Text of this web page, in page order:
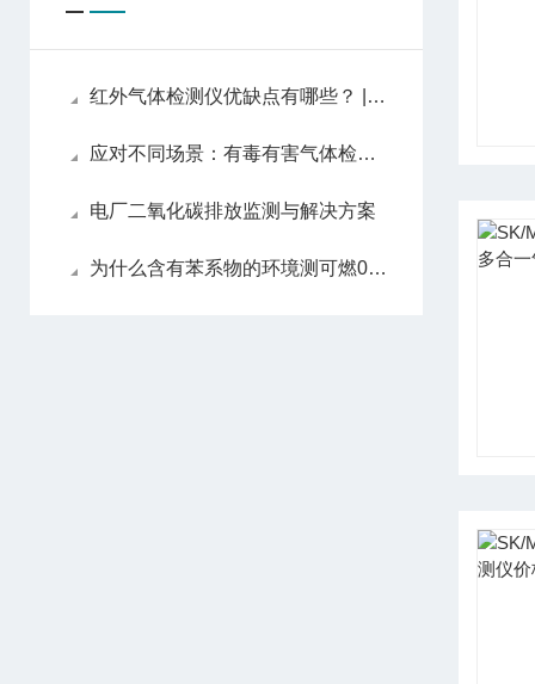
红外气体检测仪优缺点有哪些？ | 东日瀛能
应对不同场景：有毒有害气体检测仪选购指南
电厂二氧化碳排放监测与解决方案
为什么含有苯系物的环境测可燃0-100%LEL建议用红外的原理